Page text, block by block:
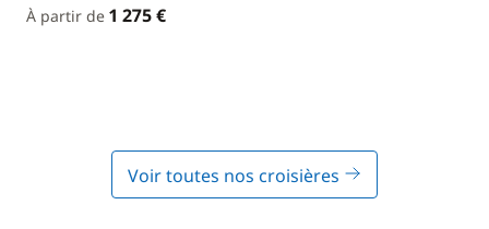
À partir de 1 275 €
Voir toutes nos croisières